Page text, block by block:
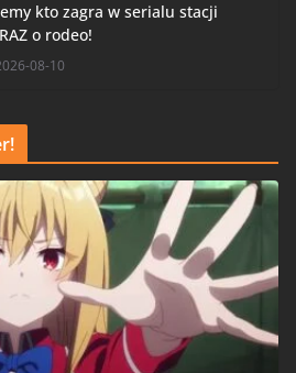
kto zagra w serialu stacji
o rodeo!
08-10